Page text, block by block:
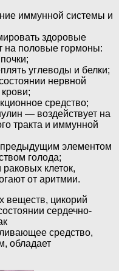
иммунной системы и
здоровые
на половые гормоны:
углеводы и белки;
нервной
средство;
— воздействует на
тракта и иммунной
элементом
голода;
клеток,
от аритмии.
веществ, цикорий
сердечно-
средство,
обладает